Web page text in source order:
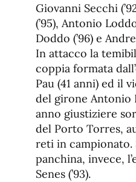
Giovanni Secchi
(’95), Antonio
Doddo (’96) e
In attacco la
coppia formata
Pau (41 anni) ed il
del girone Antonio
anno giustiziere
del Porto Torres,
reti in campionato.
panchina, invece,
Senes (’93).